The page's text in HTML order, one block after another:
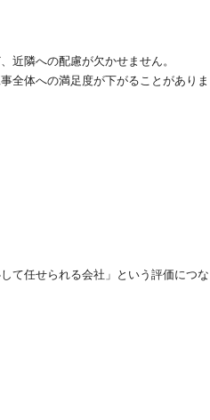
近隣への配慮が欠かせません。
全体への満足度が下がることがありま
て任せられる会社」という評価につな